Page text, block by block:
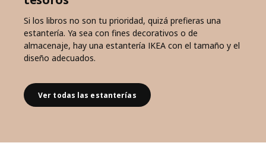
Si los libros no son tu prioridad, quizá prefieras una
estantería. Ya sea con fines decorativos o de
almacenaje, hay una estantería IKEA con el tamaño y el
diseño adecuados.
Ver todas las estanterías